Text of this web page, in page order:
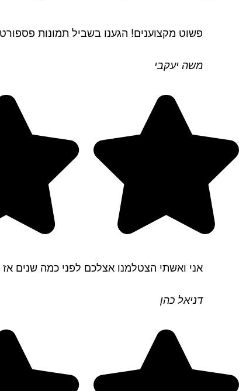
פשוט מקצוענים! הגענו בשביל תמונות פספורט
משה יעקבי​
אני ואשתי הצטלמנו אצלכם לפני כמה שנים
דניאל כהן